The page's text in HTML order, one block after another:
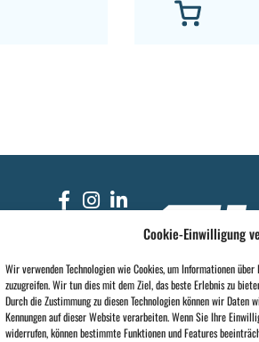
Cookie-Einwilligung
Wir verwenden Technologien wie Cookies, um Informationen
zuzugreifen. Wir tun dies mit dem Ziel, das beste Erlebnis zu
Durch die Zustimmung zu diesen Technologien können wir Daten
Kennungen auf dieser Website verarbeiten. Wenn Sie Ihre
widerrufen, können bestimmte Funktionen und Features